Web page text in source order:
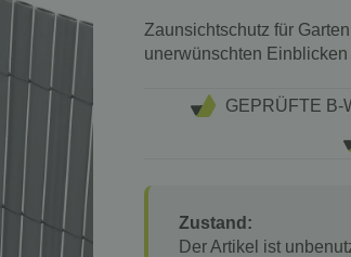
Zaunsichtschutz für
unerwünschten
GEPRÜFTE B-
Zustand:
Der Artikel ist